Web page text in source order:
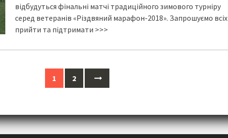
відбудуться фінальні матчі традиційного зимового турніру
серед ветеранів «Різдвяний марафон-2018». Запрошуємо всіх
прийти та підтримати >>>
1 2